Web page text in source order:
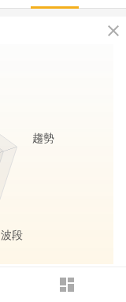
dashboard
close
存股收息
趨勢
波段